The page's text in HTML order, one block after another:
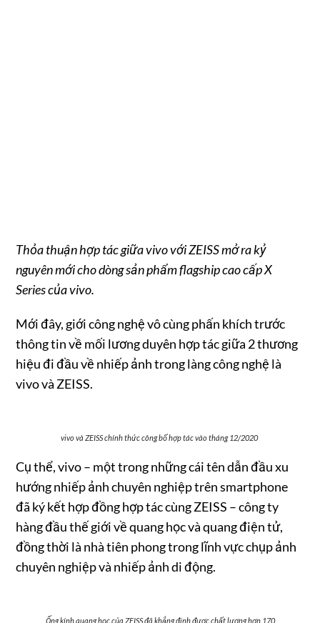
Thỏa thuận hợp tác giữa vivo với ZEISS mở ra kỷ
nguyên mới cho dòng sản phẩm flagship cao cấp X
Series của vivo.
Mới đây, giới công nghệ vô cùng phấn khích trước
thông tin về mối lương duyên hợp tác giữa 2 thương
hiệu đi đầu về nhiếp ảnh trong làng công nghệ là
vivo và ZEISS.
vivo và ZEISS chính thức công bố hợp tác vào tháng 12/2020
Cụ thể, vivo – một trong những cái tên dẫn đầu xu
hướng nhiếp ảnh chuyên nghiệp trên smartphone
đã ký kết hợp đồng hợp tác cùng ZEISS – công ty
hàng đầu thế giới về quang học và quang điện tử,
đồng thời là nhà tiên phong trong lĩnh vực chụp ảnh
chuyên nghiệp và nhiếp ảnh di động.
Ống kính quang học của ZEISS đã khẳng định được chất lượng hơn 170